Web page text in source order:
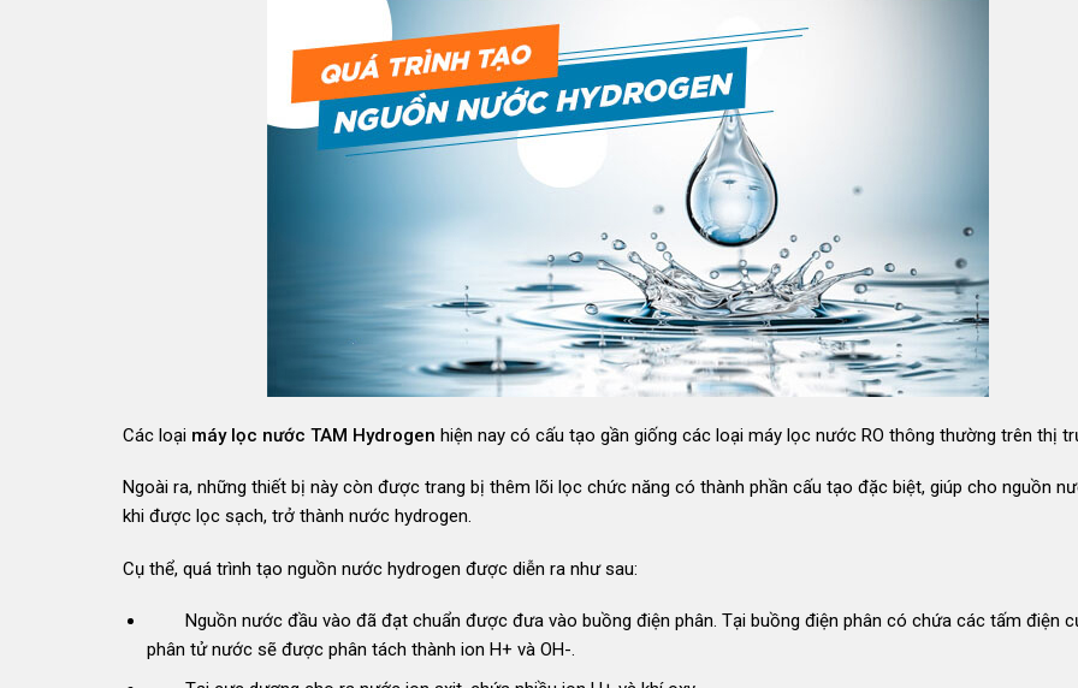
Các loại máy lọc nước TAM Hydrogen hiện nay có cấu tạo gần giống các loại máy lọc nước RO thông thường trên thị
Ngoài ra, những thiết bị này còn được trang bị thêm lõi lọc chức năng có thành phần cấu tạo đặc biệt, giúp cho nguồn
khi được lọc sạch, trở thành nước hydrogen.
Cụ thể, quá trình tạo nguồn nước hydrogen được diễn ra như sau:
Nguồn nước đầu vào đã đạt chuẩn được đưa vào buồng điện phân. Tại buồng điện phân có chứa các tấm điện
phân tử nước sẽ được phân tách thành ion H+ và OH-.